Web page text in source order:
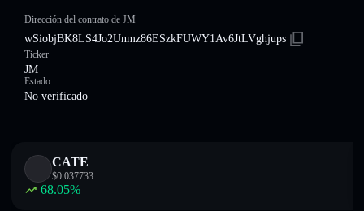
Dirección del contrato de JM
wSiobjBK8LS4Jo2Unmz86ESzkFUWY1Av6JtLVghjups
Ticker
JM
Estado
No verificado
CATE
$0.037733
68.05%